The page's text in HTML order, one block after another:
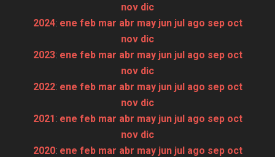
nov dic
2024: ene feb mar abr may jun jul ago sep oct
nov dic
2023: ene feb mar abr may jun jul ago sep oct
nov dic
2022: ene feb mar abr may jun jul ago sep oct
nov dic
2021: ene feb mar abr may jun jul ago sep oct
nov dic
2020: ene feb mar abr may jun jul ago sep oct